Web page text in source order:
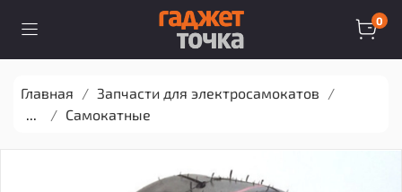
0
Главная
Запчасти для электросамокатов
...
Самокатные